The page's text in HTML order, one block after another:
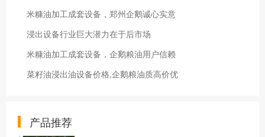
米糠油加工成套设备，郑州企鹅诚心实意
浸出设备行业巨大潜力在于后市场
米糠油加工成套设备，企鹅粮油用户信赖
菜籽油浸出油设备价格,企鹅粮油质高价优
产品推荐